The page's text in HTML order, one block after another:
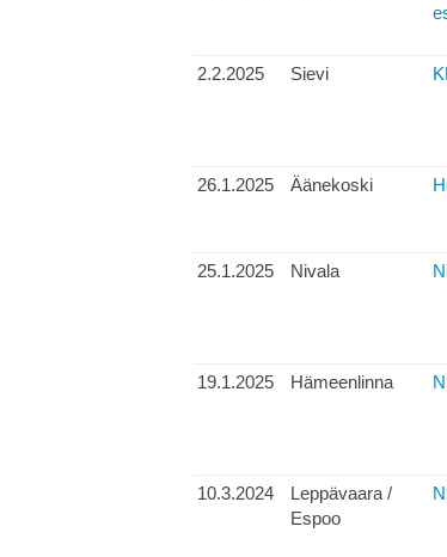
2.2.2025 Sievi
26.1.2025 Äänekoski
25.1.2025 Nivala
19.1.2025 Hämeenlinna
10.3.2024
Leppävaara /
Espoo